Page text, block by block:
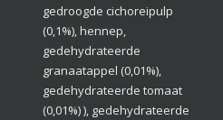
gedroogde cichoreipulp
(0,1%), hennep,
gedehydrateerde
granaatappel (0,01%),
gedehydrateerde tomaat
(0,01%) ), gedehydrateerde